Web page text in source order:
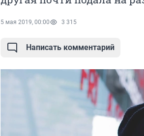
5 мая 2019, 00:00 3 315
Написать комментарий